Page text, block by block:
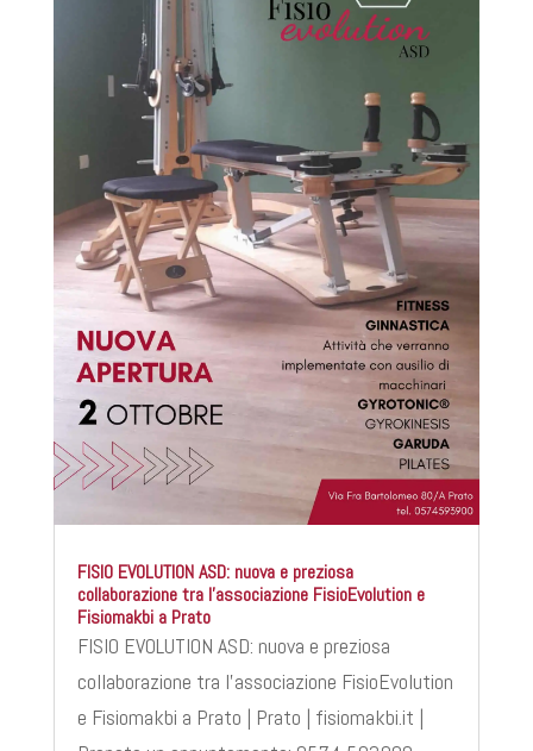
FISIO EVOLUTION ASD: nuova e preziosa
collaborazione tra l’associazione FisioEvolution e
Fisiomakbi a Prato
FISIO EVOLUTION ASD: nuova e preziosa
collaborazione tra l’associazione FisioEvolution
e Fisiomakbi a Prato | Prato | fisiomakbi.it |